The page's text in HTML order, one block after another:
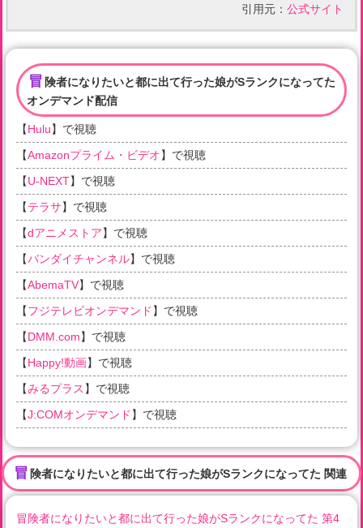
引用元： 公式サイト
冒 険者になりたいと都に出て行った娘がSランクになってた
オンデマンド配信
【Hulu】で視聴
【Amazonプライム・ビデオ】で視聴
【U-NEXT】で視聴
【テラサ】で視聴
【dアニメストア】で視聴
【バンダイチャンネル】で視聴
【AbemaTV】で視聴
【フジテレビオンデマンド 】で視聴
【DMM.com】で視聴
【Happy!動画】で視聴
【みるプラス 】で視聴
【J:COMオンデマンド 】で視聴
冒 険者になりたいと都に出て行った娘がSランクになってた 関連
冒険者になりたいと都に出て行った娘がSランクになってた 第4